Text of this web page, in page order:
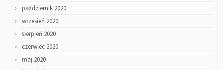
październik 2020
wrzesień 2020
sierpień 2020
czerwiec 2020
maj 2020